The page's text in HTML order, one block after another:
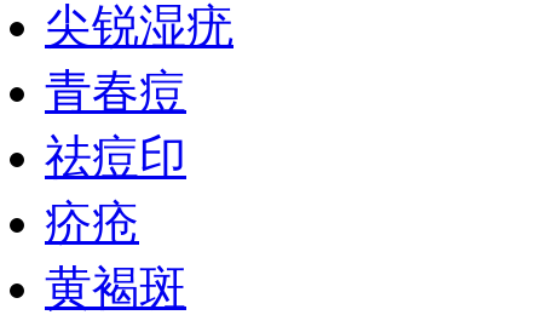
尖锐湿疣
青春痘
祛痘印
疥疮
黄褐斑